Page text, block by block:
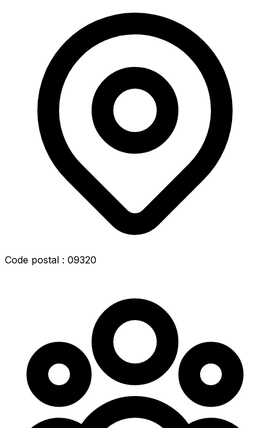
Code postal : 09320